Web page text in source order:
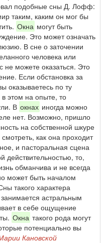
подобные сны Д. Лофф:
таким, каким он мог бы
Окна могут быть
Это может означать
В сне о заточении
человека или
не можете оказаться. Это
Если обстановка за
оказываетесь по ту
этом на опыте, то
В окнах иногда можно
нет. Возможно, пришло
на собственной шкуре
как она проходит
и пасторальная сцена
действительностью, то,
обманчива и не всегда
может быть началом
такого характера
астральным
в себе ощущение
Окна такого рода могут
потенциально вы
Кановской